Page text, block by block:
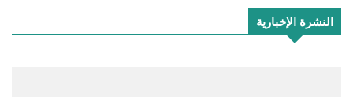
النشرة الإخبارية